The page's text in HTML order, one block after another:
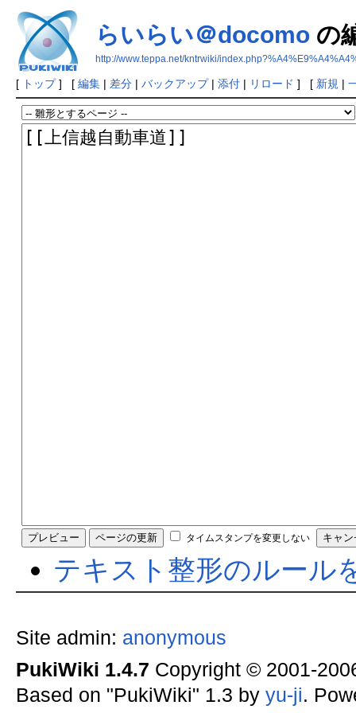
らいらい＠docomoの
http://www.teppa.net/kntrwiki/
[ トップ] [ 編集| 差分| バックアップ| 添付| リロード ] [ 新規 |
タイムスタンプを変更しない
テキスト整形のルール
Site admin: anonymous
PukiWiki 1.4.7 Copyright © 2001-
Based on "PukiWiki" 1.3 by yu-ji.